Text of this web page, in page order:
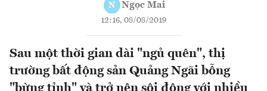
N Ngọc Mai
12:16, 08/08/2019
Sau một thời gian dài "ngủ quên", thị
trường bất động sản Quảng Ngãi bỗng
"bừng tỉnh" và trở nên sôi động với nhiều